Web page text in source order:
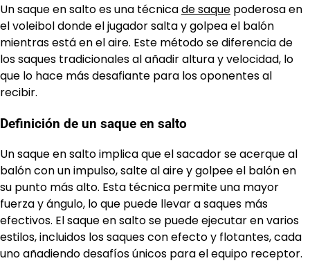
Un saque en salto es una técnicade saque poderosa en
el voleibol donde el jugador salta y golpea el balón
mientras está en el aire. Este método se diferencia de
los saques tradicionales al añadir altura y velocidad, lo
que lo hace más desafiante para los oponentes al
recibir.
Definición de un saque en salto
Un saque en salto implica que el sacador se acerque al
balón con un impulso, salte al aire y golpee el balón en
su punto más alto. Esta técnica permite una mayor
fuerza y ángulo, lo que puede llevar a saques más
efectivos. El saque en salto se puede ejecutar en varios
estilos, incluidos los saques con efecto y flotantes, cada
uno añadiendo desafíos únicos para el equipo receptor.